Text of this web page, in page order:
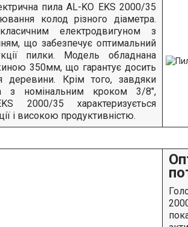
пила AL-KO EKS 2000/35
колод різного діаметра.
електродвигуном з
що забезпечує оптимальний
пилки. Модель обладнана
350мм, що гарантує досить
деревини. Крім того, завдяки
з номінальним кроком 3/8",
2000/35 характеризується
і високою продуктивністю.